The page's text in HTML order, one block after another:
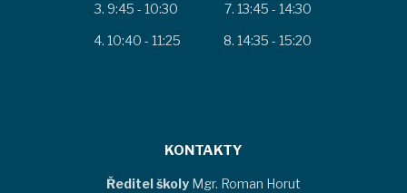
9:45 - 10:30
10:40 - 11:25
13:45 - 14:30
14:35 - 15:20
KONTAKTY
Ředitel školy Mgr. Roman Horut